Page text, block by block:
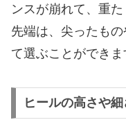
ンスが崩れて、重
先端は、尖ったも
て選ぶことができま
ヒールの高さや